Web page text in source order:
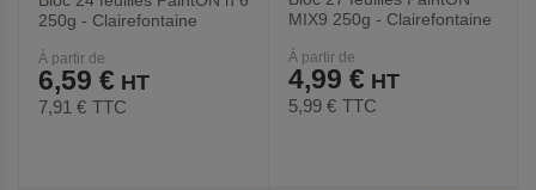
250g - Clairefontaine
À partir de
6,59 €
7,91 € TTC
MIX9 250g - Clairefontaine
À partir de
4,99 €
5,99 € TTC